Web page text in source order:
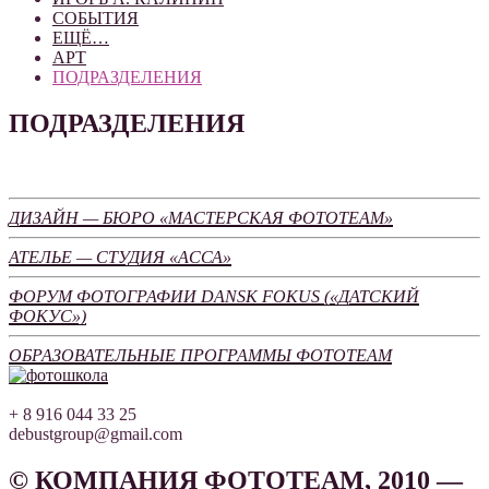
СОБЫТИЯ
ЕЩЁ…
АРТ
ПОДРАЗДЕЛЕНИЯ
ПОДРАЗДЕЛЕНИЯ
ДИЗАЙН — БЮРО «МАСТЕРСКАЯ ФОТОТЕАМ»
АТЕЛЬЕ — СТУДИЯ «АССА»
ФОРУМ ФОТОГРАФИИ DANSK FOKUS («ДАТСКИЙ
ФОКУС»)
ОБРАЗОВАТЕЛЬНЫЕ ПРОГРАММЫ ФОТОТЕАМ
+ 8 916 044 33 25
debustgroup@gmail.com
© КОМПАНИЯ ФОТОТЕАМ, 2010 —